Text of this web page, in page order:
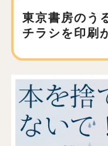
東京書房のう
チラシを印刷